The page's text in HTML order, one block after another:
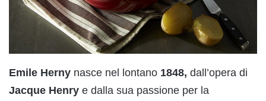
Emile Herny nasce nel lontano 1848, dall’opera di
Jacque Henry e dalla sua passione per la